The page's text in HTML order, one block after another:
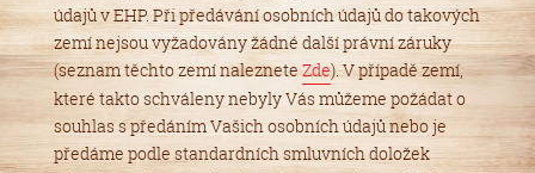
údajů v EHP. Při předávání osobních údajů do takových
zemí nejsou vyžadovány žádné další právní záruky
(seznam těchto zemí nalezneteZde). V případě zemí,
které takto schváleny nebyly Vás můžeme požádat o
souhlas s předáním Vašich osobních údajů nebo je
předáme podle standardních smluvních doložek